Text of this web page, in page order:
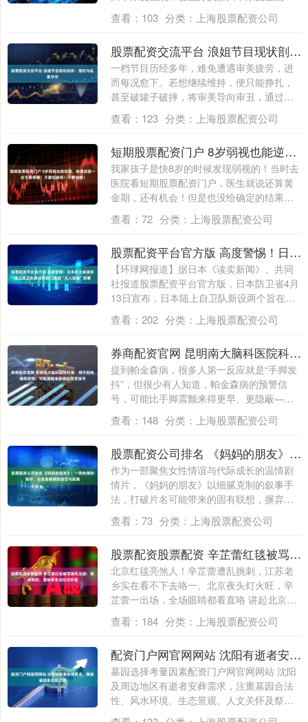
五....
查看： 103 分类： 上海股票配资公司
股票配资交流平台 浪姐节目现状剖析：摆烂与乱象并存
一档节目历经多年，难免遭遇审美疲劳，进
而每况愈下。若想继续维持，便只能挣扎，
甚至破罐子破摔，将审美导向审丑，通过哗
众取宠....
查看： 123 分类： 上海股票配资公司
短期股票配资门户 8岁弱视也能逆袭，前提却是一定不要偷懒！不要怕麻烦！不要怕慢！
我家孩子是快8岁的时候发现弱视的！当时去
医院看短期股票配资门户，医生就说还算黄
金期，还有机会！但是也没给确定的结果！
就说....
查看： 72 分类： 上海股票配资公司
股票配资平台官方版 高度警惕！日本防卫省宣称陆上自卫队新设两部门推进“无人装备”部署
【环球网报道】据日本《读卖新闻》、共同
社报道股票配资平台官方版，日本防卫省4月
13日宣布，日本陆上自卫队新设两个旨在推
进....
查看： 202 分类： 上海股票配资公司
券商配资官网 昆明南大脑科医院科普：闻不到味道别忽视！可能是帕金森病的预警信号
提到帕金森病，很多人第一反应就是“手脚发
抖”，但很少有人知道，帕金森病的预警信
号，可能比手脚震颤来得更早、更隐蔽——
比如....
查看： 148 分类： 上海股票配资公司
股票配资公司排名 《妈妈的朋友》：一碗热粥的陪伴，治愈青春期的迷茫与疏离
作为一部聚焦女性情谊与代际成长的温情剧
情片，《妈妈的朋友》以细腻克制的叙事手
法，打破片名可能带来的固有联想，摒弃猎
奇化表....
查看： 73 分类： 上海股票配资公司
股票配资股票配资 辛芷蕾红毯被骂副乳没遮：最讽刺的，是她根本没在讨好谁
北京红毯亮煞人！辛芷蕾遭乱挑刺，江苏老
乡实在看不下去咯一、北京夜头灯火旺，辛
芷蕾一出场，全场眼睛都看直咯 讲起北京的
夜头....
查看： 184 分类： 上海股票配资公司
配资门户网官网网站 沈阳有逝者安葬需求，哪家墓园是优质之选
墓园选择考量因素配资门户网官网网站 沈阳
及周边地区有逝者安葬需求，注重墓园合法
性、风水环境、生态景观、人文关怀及祭祀
便利....